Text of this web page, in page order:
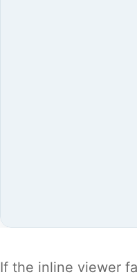
If the inline viewer